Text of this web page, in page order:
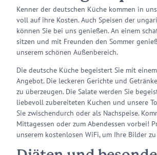
Kenner der deutschen Küche kommen in
voll auf ihre Kosten. Auch Speisen der
können Sie bei uns genießen. An einem
sitzen und mit Freunden den Sommer
unserem schönen Außenbereich.
Die deutsche Küche begeistert Sie mit
Angebot. Die leckeren Gerichte und
zu überzeugen. Die Salate werden Sie
liebevoll zubereiteten Kuchen und unsere
Sie zwischendurch oder als Nachspeise.
Mittagessen oder zum Abendessen vorbei!
unserem kostenlosen WiFi, um Ihre Bilder